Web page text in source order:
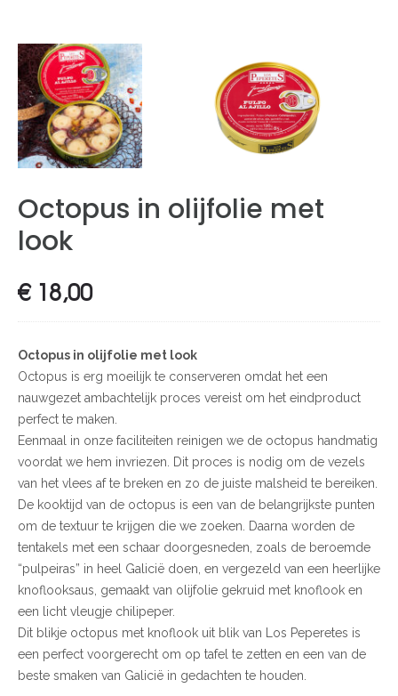
Octopus in olijfolie met
look
€18,00
Octopus in olijfolie met look
Octopus is erg moeilijk te conserveren omdat het een
nauwgezet ambachtelijk proces vereist om het eindproduct
perfect te maken.
Eenmaal in onze faciliteiten reinigen we de octopus handmatig
voordat we hem invriezen. Dit proces is nodig om de vezels
van het vlees af te breken en zo de juiste malsheid te bereiken.
De kooktijd van de octopus is een van de belangrijkste punten
om de textuur te krijgen die we zoeken. Daarna worden de
tentakels met een schaar doorgesneden, zoals de beroemde
“pulpeiras” in heel Galicië doen, en vergezeld van een heerlijke
knoflooksaus, gemaakt van olijfolie gekruid met knoflook en
een licht vleugje chilipeper.
Dit blikje octopus met knoflook uit blik van Los Peperetes is
een perfect voorgerecht om op tafel te zetten en een van de
beste smaken van Galicië in gedachten te houden.